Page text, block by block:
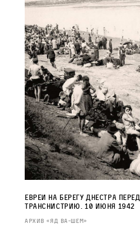
Евреи на берегу Днестра
Транснистрию. 10 июня 1942
Архив «Яд ва‑Шем»